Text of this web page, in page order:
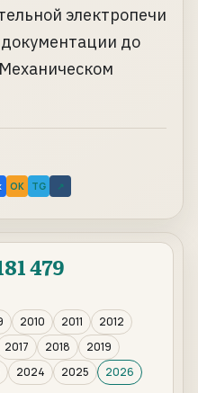
электропечи
документации до
OK TG ↗
479
2010 2011
2012
2017 2018
2019
2024 2025
2026